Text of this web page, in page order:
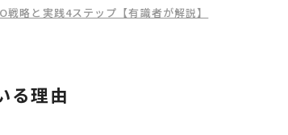
略と実践4ステップ【有識者が解説】
る理由